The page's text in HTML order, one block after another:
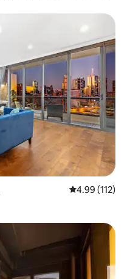
レビュー112
4.99 (112)